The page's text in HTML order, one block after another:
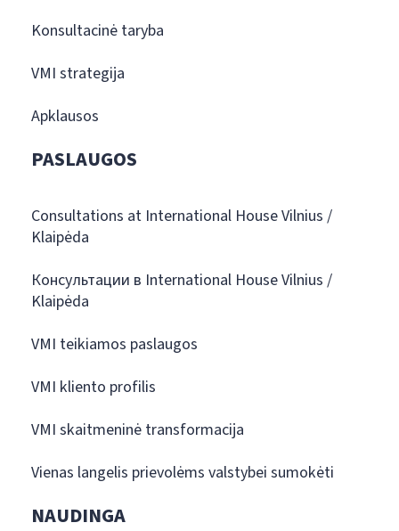
Konsultacinė taryba
VMI strategija
Apklausos
PASLAUGOS
Consultations at International House Vilnius /
Klaipėda
Консультации в International House Vilnius /
Klaipėda
VMI teikiamos paslaugos
VMI kliento profilis
VMI skaitmeninė transformacija
Vienas langelis prievolėms valstybei sumokėti
NAUDINGA